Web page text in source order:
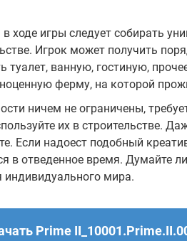
в ходе игры следует собирать
Игрок может получить
туалет, ванную, гостиную,
ферму, на которой
ничем не ограничены,
их в строительстве.
Если надоест подобный
в отведенное время. Думайте
индивидуального мира.
Prime